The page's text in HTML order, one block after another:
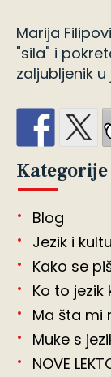
Marija
"sila" i
zaljubljenik
Kategorije
Blog
Jezik i
Kako se
Ko to jezik
Ma šta mi
Muke s
NOVE